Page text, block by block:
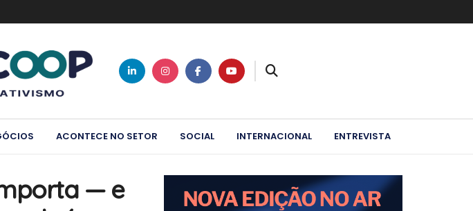
ACONTECE NO SETOR SOCIAL INTERNACIONAL ENTREVISTA
— e